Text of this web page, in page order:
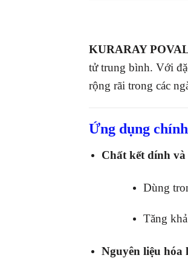
KURARAY
tử trung bình. Với
rộng rãi trong các
Ứng dụng
Chất kết dính
Dùng
Tăng
Nguyên liệu hóa